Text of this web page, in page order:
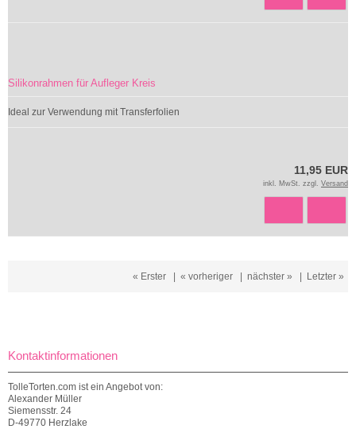
Silikonrahmen für Aufleger Kreis
Ideal zur Verwendung mit Transferfolien
11,95 EUR
inkl. MwSt. zzgl. Versand
« Erster « vorheriger nächster » Letzter »
Kontaktinformationen
TolleTorten.com ist ein Angebot von:
Alexander Müller
Siemensstr. 24
D-49770 Herzlake